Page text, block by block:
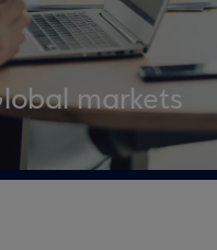
markets